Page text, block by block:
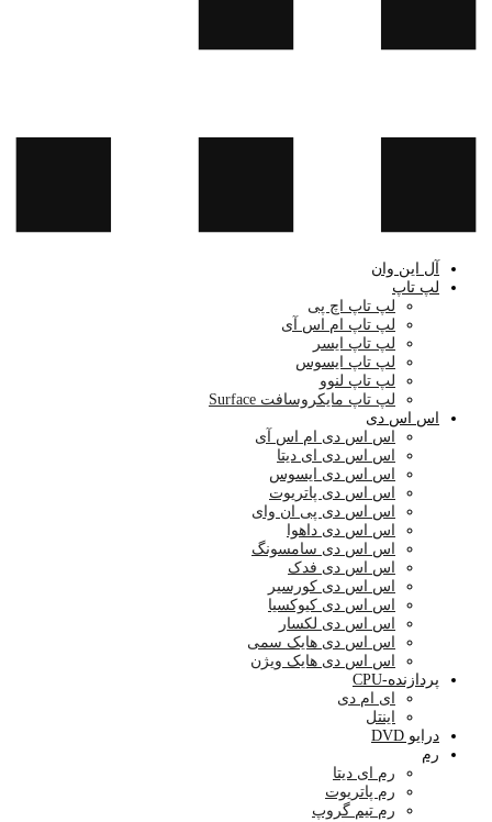
آل این وان
لپ تاپ
لپ تاپ اچ پی
لپ تاپ ام اس آی
لپ تاپ ایسر
لپ تاپ ایسوس
لپ تاپ لنوو
لپ تاپ مایکروسافت Surface
اس اس دی
اس اس دی ام اس آی
اس اس دی ای دیتا
اس اس دی ایسوس
اس اس دی پاتریوت
اس اس دی پی ان وای
اس اس دی داهوا
اس اس دی سامسونگ
اس اس دی فدک
اس اس دی کورسیر
اس اس دی کیوکسیا
اس اس دی لکسار
اس اس دی هایک سمی
اس اس دی هایک ویژن
پردازنده-CPU
ای ام دی
اینتل
درایو DVD
رم
رم ای دیتا
رم پاتریوت
رم تیم گروپ